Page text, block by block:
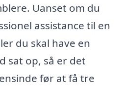
Uanset om du
assistance til en
du skal have en
sat op, så er det
før at få tre